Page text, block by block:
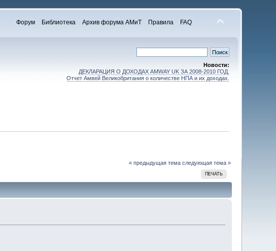
Форум Библиотека Архив форума АМиТ Правила FAQ
Новости:
ДЕКЛАРАЦИЯ О ДОХОДАХ AMWAY UK ЗА 2008-2010 ГОД.
Отчет Амвей Великобритания о количестве НПА и их доходах.
« предыдущая тема следующая тема »
ПЕЧАТЬ